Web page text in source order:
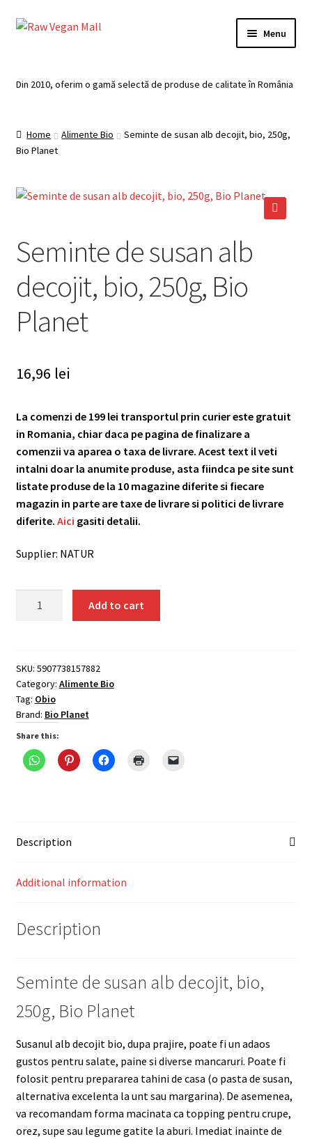
Skip
Skip
Menu
Categorii
Plată
Coș
Din 2010, oferim o gamă selectă de produse de calitate în România
Home Alimente Bio
Seminte de susan alb decojit, bio, 250g,
Bio Planet
Seminte de susan alb
decojit, bio, 250g, Bio
Planet
16,96 lei
La comenzi de 199 lei transportul prin curier este gratuit
in Romania, chiar daca pe pagina de finalizare a
comenzii va aparea o taxa de livrare. Acest text il veti
intalni doar la anumite produse, asta fiindca pe site sunt
listate produse de la 10 magazine diferite si fiecare
magazin in parte are taxe de livrare si politici de livrare
diferite. Aici gasiti detalii.
Supplier: NATUR
decojit,
bio,
250g,
Bio
Planet
quantity
Add to cart
SKU: 5907738157882
Category: Alimente Bio
Tag: Obio
Brand: Bio Planet
Share this:
Description
Additional information
Description
Seminte de susan alb decojit, bio,
250g, Bio Planet
Susanul alb decojit bio, dupa prajire, poate fi un adaos
gustos pentru salate, paine si diverse mancaruri. Poate fi
folosit pentru prepararea tahini de casa (o pasta de susan,
alternativa excelenta la unt sau margarina). De asemenea,
va recomandam forma macinata ca topping pentru crupe,
orez, supe sau legume gatite la aburi. Imediat inainte de